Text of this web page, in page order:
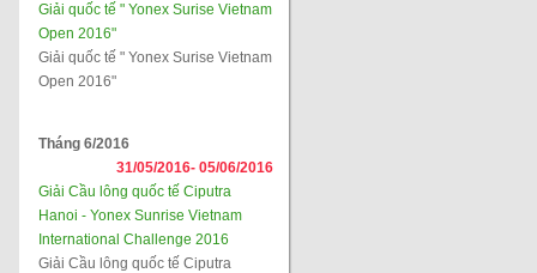
Giải quốc tế " Yonex Surise Vietnam
Open 2016"
Giải quốc tế " Yonex Surise Vietnam
Open 2016"
Tháng 6/2016
31/05/2016- 05/06/2016
Giải Cầu lông quốc tế Ciputra
Hanoi - Yonex Sunrise Vietnam
International Challenge 2016
Giải Cầu lông quốc tế Ciputra